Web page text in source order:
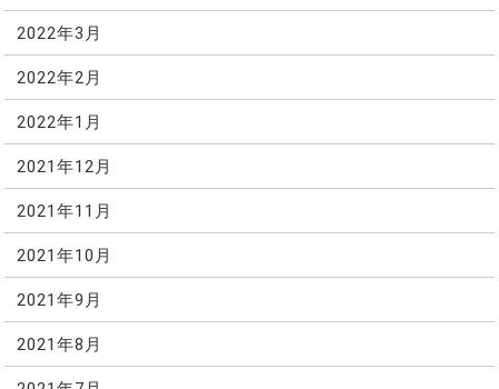
2022年3月
2022年2月
2022年1月
2021年12月
2021年11月
2021年10月
2021年9月
2021年8月